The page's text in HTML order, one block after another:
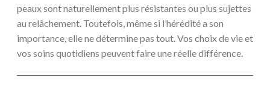
peaux sont naturellement plus résistantes ou plus sujettes
au relâchement. Toutefois, même si l’hérédité a son
importance, elle ne détermine pas tout. Vos choix de vie et
vos soins quotidiens peuvent faire une réelle différence.